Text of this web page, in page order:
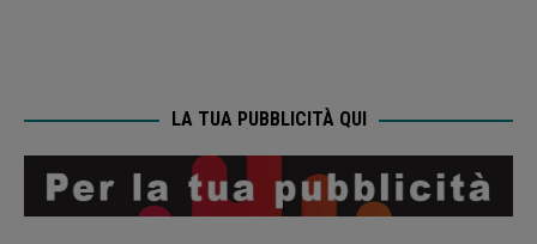
LA TUA PUBBLICITÀ QUI